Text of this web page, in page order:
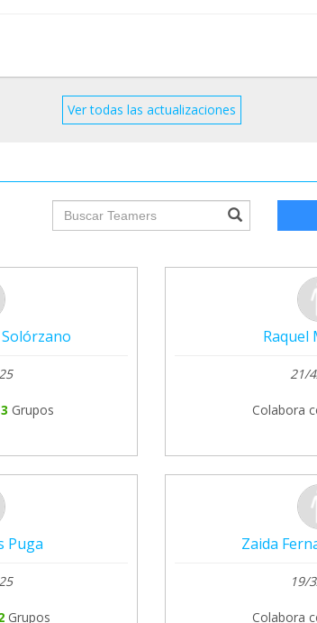
Ver todas las actualizaciones
Grupos
Raquel
21/
Colabora
Puga
Grupos
Zaida
19/
Colabora